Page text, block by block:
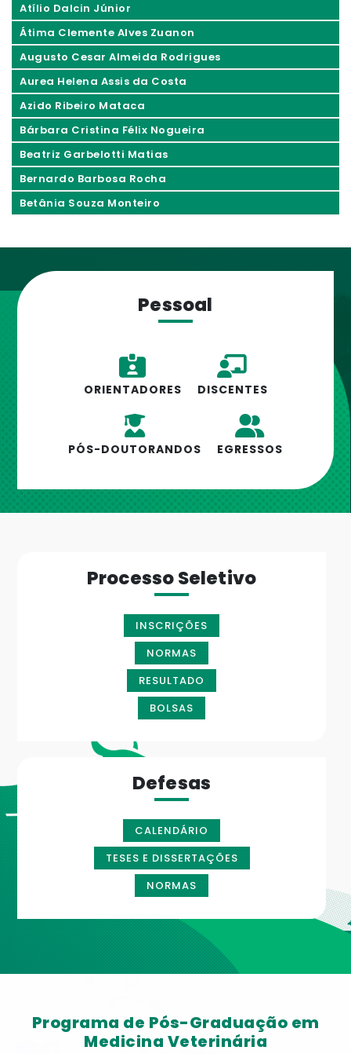
Atílio Dalcin Júnior
Átima Clemente Alves Zuanon
Augusto Cesar Almeida Rodrigues
Aurea Helena Assis da Costa
Azido Ribeiro Mataca
Bárbara Cristina Félix Nogueira
Beatriz Garbelotti Matias
Bernardo Barbosa Rocha
Betânia Souza Monteiro
Pessoal
ORIENTADORES DISCENTES
PÓS-DOUTORANDOS EGRESSOS
Processo Seletivo
INSCRIÇÕES
NORMAS
RESULTADO
BOLSAS
Defesas
CALENDÁRIO
TESES E DISSERTAÇÕES
NORMAS
Programa de Pós-Graduação em
Medicina Veterinária